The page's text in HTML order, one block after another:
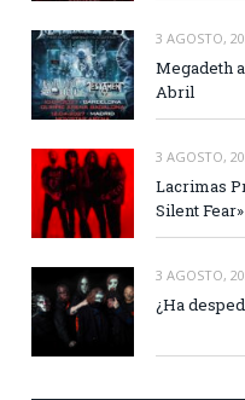
3 AGOSTO,
Megadeth
Abril
3 AGOSTO,
Lacrimas
Silent
3 AGOSTO,
¿Ha